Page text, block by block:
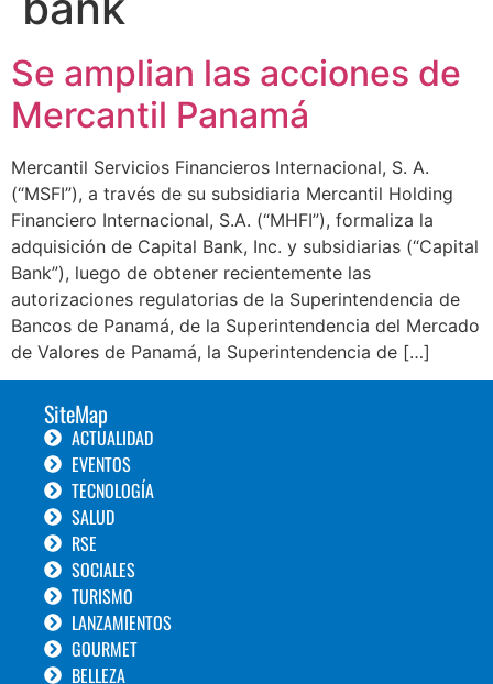
Se amplian las acciones de
Mercantil Panamá
Mercantil Servicios Financieros Internacional, S. A.
(“MSFI”), a través de su subsidiaria Mercantil Holding
Financiero Internacional, S.A. (“MHFI”), formaliza la
adquisición de Capital Bank, Inc. y subsidiarias (“Capital
Bank”), luego de obtener recientemente las
autorizaciones regulatorias de la Superintendencia de
Bancos de Panamá, de la Superintendencia del Mercado
de Valores de Panamá, la Superintendencia de […]
SiteMap
ACTUALIDAD
EVENTOS
TECNOLOGÍA
SALUD
RSE
SOCIALES
TURISMO
LANZAMIENTOS
GOURMET
BELLEZA